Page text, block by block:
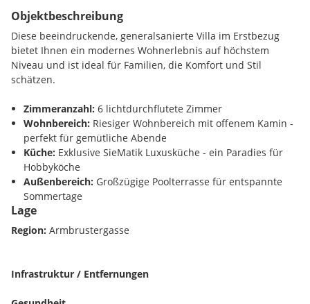
Objektbeschreibung
Diese beeindruckende, generalsanierte Villa im Erstbezug
bietet Ihnen ein modernes Wohnerlebnis auf höchstem
Niveau und ist ideal für Familien, die Komfort und Stil
schätzen.
Zimmeranzahl: 6 lichtdurchflutete Zimmer
Wohnbereich: Riesiger Wohnbereich mit offenem Kamin -
perfekt für gemütliche Abende
Küche: Exklusive SieMatik Luxusküche - ein Paradies für
Hobbyköche
Außenbereich: Großzügige Poolterrasse für entspannte
Sommertage
Garten:
herrlichem Altbaumbestand - ein Rückzugsort inmitten der
Natur
Schritte vom Pfarrplatz in Grinzing entfernt
Öffentliche Anbindung:Top Anbindung an öffentliche
Verkehrsmittel
Lage
Region: Armbrustergasse
Infrastruktur / Entfernungen